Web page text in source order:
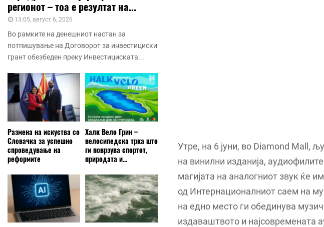
Утре, на 6 јуни, во Diamond Mall,
на винилни изданија,
магијата на аналогниот звук ќе
од Интернационалниот саем на
на едно место ги обединува
издаваштвото и најсовремената
регионот – тоа е резултат на...
13:05, август 6, 2026
Во рамките на денешниот настан за
потпишување на Договорот за инвестициски
грант обезбеден преку Инвестициската...
Размена на искуства со
Словачка за успешно
спроведување на
реформите
Халк Вело Грин –
велосипедска трка што
ги поврзува спортот,
природата и...